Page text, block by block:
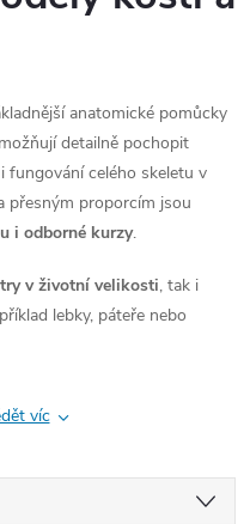
anatomické pomůcky
detailně pochopit
fungování celého skeletu v
přesným proporcím jsou
i odborné kurzy.
v životní velikosti, tak i
lebky, páteře nebo
víc